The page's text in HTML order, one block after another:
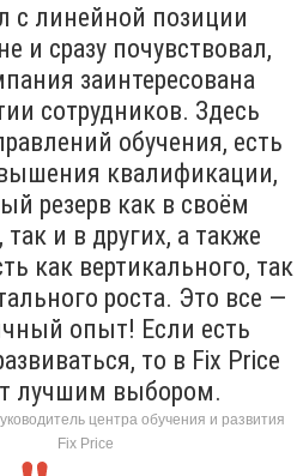
с линейной позиции
и сразу почувствовал,
заинтересована
сотрудников. Здесь
обучения, есть
квалификации,
резерв как в своём
так и в других, а также
как вертикального, так
роста. Это все —
опыт! Если есть
то в Fix Price
лучшим выбором.
центра обучения и развития
Fix Price